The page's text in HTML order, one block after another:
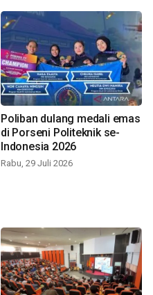
Poliban dulang medali emas
di Porseni Politeknik se-
Indonesia 2026
Rabu, 29 Juli 2026